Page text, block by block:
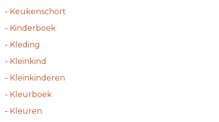
- Keukenschort
- Kinderboek
- Kleding
- Kleinkind
- Kleinkinderen
- Kleurboek
- Kleuren